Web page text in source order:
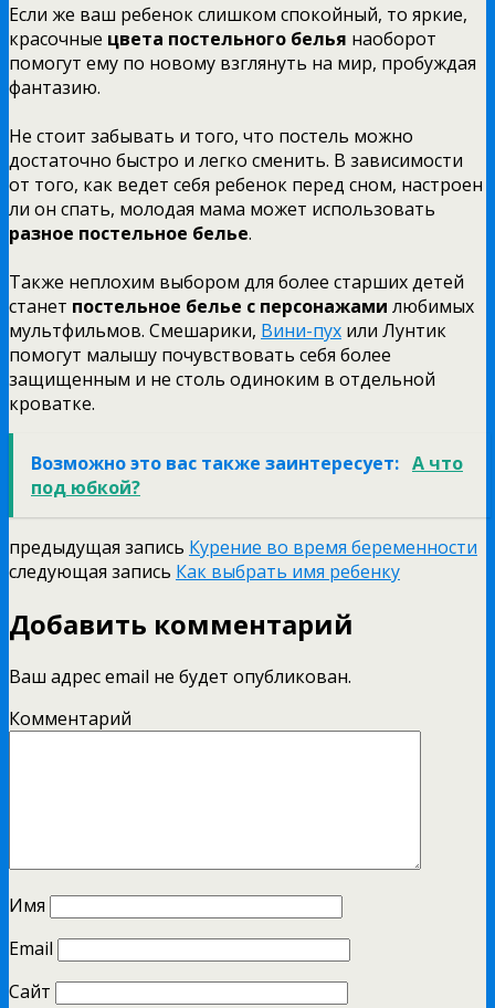
Если же ваш ребенок слишком спокойный, то яркие,
красочные цвета постельного белья наоборот
помогут ему по новому взглянуть на мир, пробуждая
фантазию.
Не стоит забывать и того, что постель можно
достаточно быстро и легко сменить. В зависимости
от того, как ведет себя ребенок перед сном, настроен
ли он спать, молодая мама может использовать
разное постельное белье.
Также неплохим выбором для более старших детей
станет постельное белье с персонажами любимых
мультфильмов. Смешарики, Вини-пух или Лунтик
помогут малышу почувствовать себя более
защищенным и не столь одиноким в отдельной
кроватке.
Возможно это вас также заинтересует: А что
под юбкой?
предыдущая запись Курение во время беременности
следующая запись Как выбрать имя ребенку
Добавить комментарий
Ваш адрес email не будет опубликован.
Комментарий
Имя
Email
Сайт